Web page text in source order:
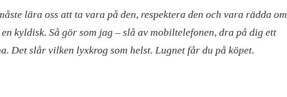
lära oss att ta vara på den, respektera den och vara rädda om
kyldisk. Så gör som jag – slå av mobiltelefonen, dra på dig ett
Det slår vilken lyxkrog som helst. Lugnet får du på köpet.